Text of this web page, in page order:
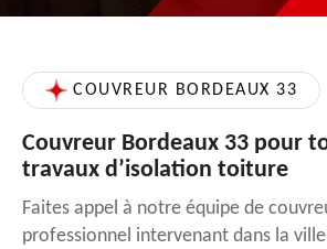
COUVREUR BORDEAUX 33
Couvreur Bordeaux 33 pour
travaux d’isolation toiture
Faites appel à notre équipe de
professionnel intervenant dans la